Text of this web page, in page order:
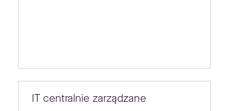
IT centralnie zarządzane